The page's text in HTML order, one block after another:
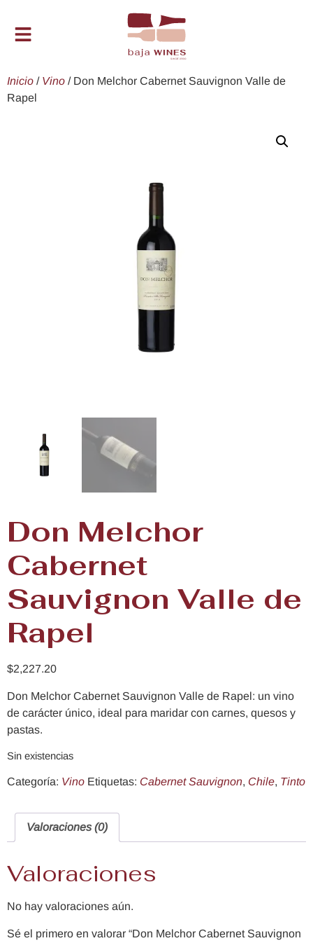
Inicio / Vino / Don Melchor Cabernet Sauvignon Valle de
Rapel
Don Melchor
Cabernet
Sauvignon Valle de
Rapel
$2,227.20
Don Melchor Cabernet Sauvignon Valle de Rapel: un vino
de carácter único, ideal para maridar con carnes, quesos y
pastas.
Sin existencias
Categoría: Vino Etiquetas: Cabernet Sauvignon, Chile, Tinto
Valoraciones (0)
Valoraciones
No hay valoraciones aún.
Sé el primero en valorar “Don Melchor Cabernet Sauvignon